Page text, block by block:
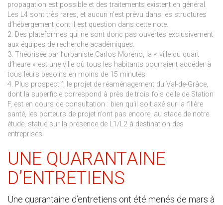
propagation est possible et des traitements existent en général.
Les L4 sont très rares, et aucun n’est prévu dans les structures
d’hébergement dont il est question dans cette note.
2. Des plateformes qui ne sont donc pas ouvertes exclusivement
aux équipes de recherche académiques.
3. Théorisée par l’urbaniste Carlos Moreno, la « ville du quart
d’heure » est une ville où tous les habitants pourraient accéder à
tous leurs besoins en moins de 15 minutes.
4. Plus prospectif, le projet de réaménagement du Val-de-Grâce,
dont la superficie correspond à près de trois fois celle de Station
F, est en cours de consultation : bien qu’il soit axé sur la filière
santé, les porteurs de projet n’ont pas encore, au stade de notre
étude, statué sur la présence de L1/L2 à destination des
entreprises.
UNE QUARANTAINE
D’ENTRETIENS
Une quarantaine d’entretiens ont été menés de mars à